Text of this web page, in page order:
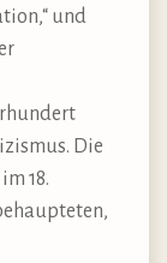
und
Die
18.